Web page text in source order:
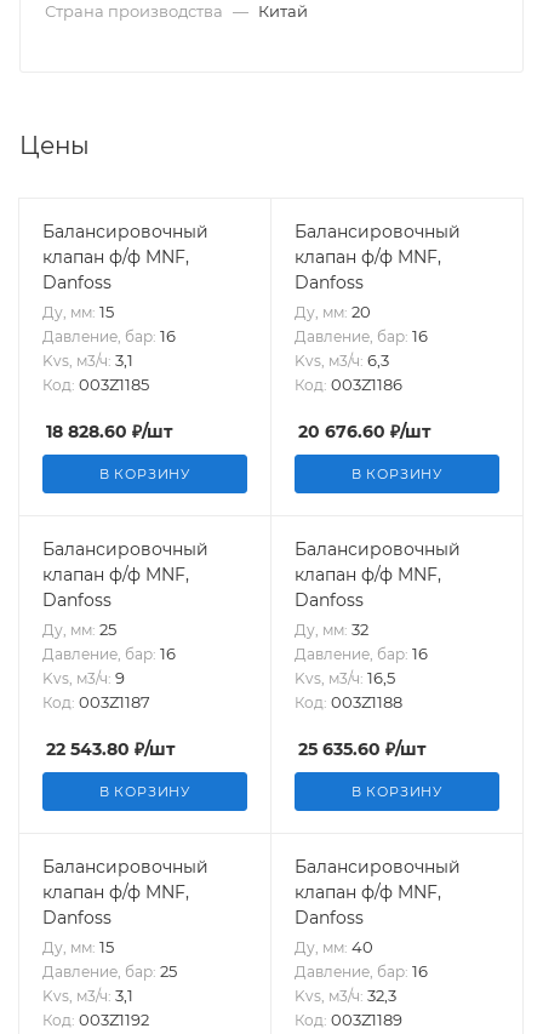
Страна производства — Китай
Цены
Балансировочный
клапан ф/ф MNF,
Danfoss
Ду, мм: 15
Давление, бар: 16
Kvs, м3/ч: 3,1
Код: 003Z1185
18 828.60 ₽/шт
В КОРЗИНУ
Балансировочный
клапан ф/ф MNF,
Danfoss
Ду, мм: 20
Давление, бар: 16
Kvs, м3/ч: 6,3
Код: 003Z1186
20 676.60 ₽/шт
В КОРЗИНУ
Балансировочный
клапан ф/ф MNF,
Danfoss
Ду, мм: 25
Давление, бар: 16
Kvs, м3/ч: 9
Код: 003Z1187
22 543.80 ₽/шт
В КОРЗИНУ
Балансировочный
клапан ф/ф MNF,
Danfoss
Ду, мм: 32
Давление, бар: 16
Kvs, м3/ч: 16,5
Код: 003Z1188
25 635.60 ₽/шт
В КОРЗИНУ
Балансировочный
клапан ф/ф MNF,
Danfoss
Ду, мм: 15
Давление, бар: 25
Kvs, м3/ч: 3,1
Код: 003Z1192
Балансировочный
клапан ф/ф MNF,
Danfoss
Ду, мм: 40
Давление, бар: 16
Kvs, м3/ч: 32,3
Код: 003Z1189